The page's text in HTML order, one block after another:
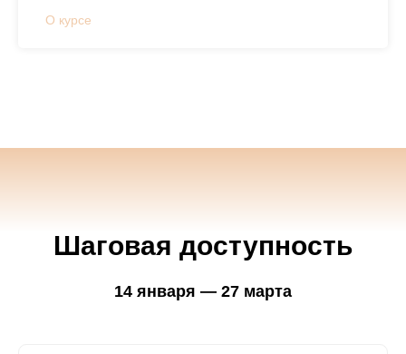
О курсе
Шаговая доступность
14 января — 27 марта